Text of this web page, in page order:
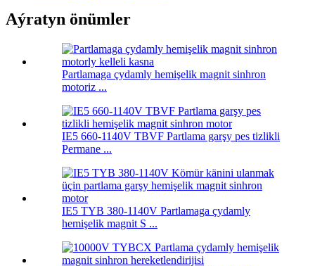
Aýratyn önümler
Partlamaga çydamly hemişelik magnit sinhron
motoriz ...
IE5 660-1140V TBVF Partlama garşy pes tizlikli
Permane ...
IE5 TYB 380-1140V Partlamaga çydamly
hemişelik magnit S ...